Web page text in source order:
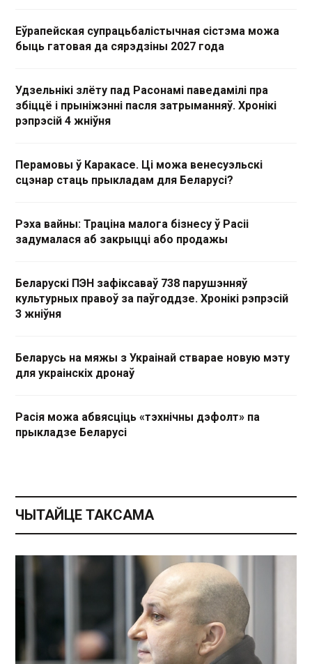
Еўрапейская супрацьбалістычная сістэма можа
быць гатовая да сярэдзіны 2027 года
Удзельнікі злёту пад Расонамі паведамілі пра
збіццё і прыніжэнні пасля затрыманняў. Хронікі
рэпрэсій 4 жніўня
Перамовы ў Каракасе. Ці можа венесуэльскі
сцэнар стаць прыкладам для Беларусі?
Рэха вайны: Траціна малога бізнесу ў Расіі
задумалася аб закрыцці або продажы
Беларускі ПЭН зафіксаваў 738 парушэнняў
культурных правоў за паўгоддзе. Хронікі рэпрэсій
3 жніўня
Беларусь на мяжы з Украінай стварае новую мэту
для украінскіх дронаў
Расія можа абвясціць «тэхнічны дэфолт» па
прыкладзе Беларусі
ЧЫТАЙЦЕ ТАКСАМА